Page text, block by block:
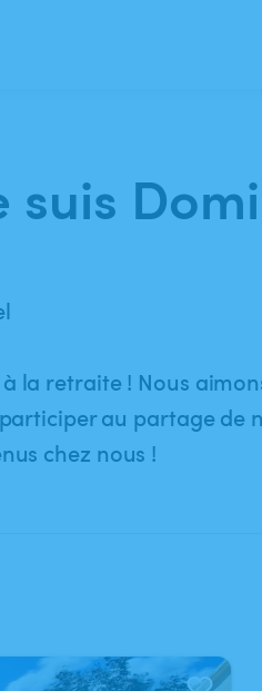
suis
la retraite ! Nous
au partage de
chez nous !